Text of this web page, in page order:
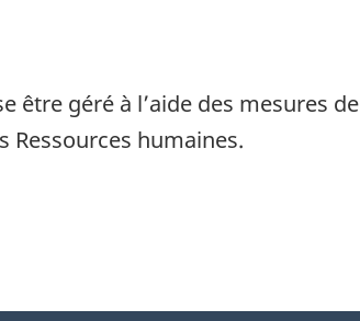
être géré à l’aide des mesures de
Ressources humaines.